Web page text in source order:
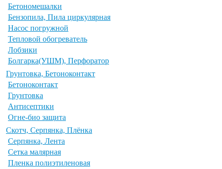
Бетономешалки
Бензопила, Пила циркулярная
Насос погружной
Тепловой обогреватель
Лобзики
Болгарка(УШМ), Перфоратор
Грунтовка, Бетоноконтакт
Бетоноконтакт
Грунтовка
Антисептики
Огне-био защита
Скотч, Серпянка, Плёнка
Серпянка, Лента
Сетка малярная
Пленка полиэтиленовая